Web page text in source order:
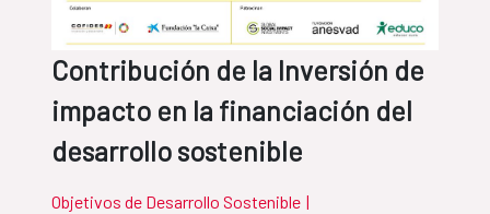
Contribución de la Inversión de
impacto en la financiación del
desarrollo sostenible
Objetivos de Desarrollo Sostenible |